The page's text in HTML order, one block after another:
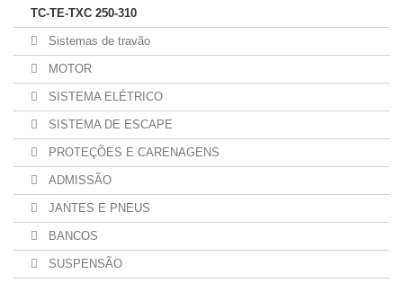
TC-TE-TXC 250-310
Sistemas de travão
MOTOR
SISTEMA ELÉTRICO
SISTEMA DE ESCAPE
PROTEÇÕES E CARENAGENS
ADMISSÃO
JANTES E PNEUS
BANCOS
SUSPENSÃO